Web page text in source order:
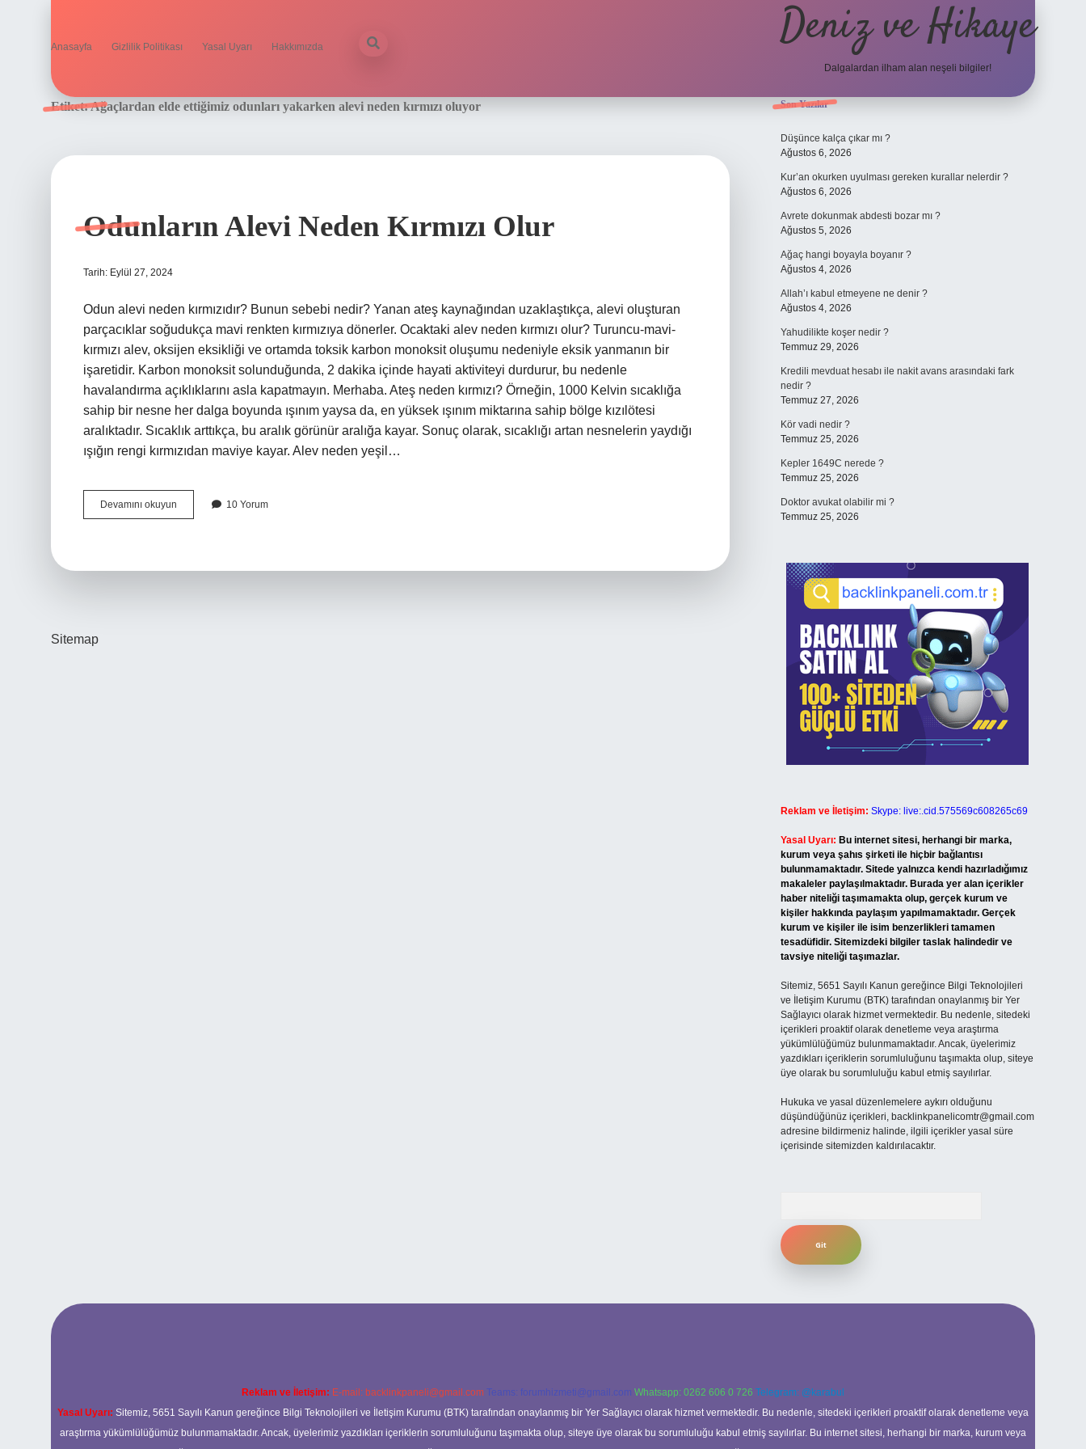
Anasayfa Gizlilik Politikası Yasal Uyarı Hakkımızda Deniz ve Hikaye
Dalgalardan ilham alan neşeli bilgiler!
Etiket:Ağaçlardan elde ettiğimiz odunları yakarken alevi neden kırmızı oluyor
Odunların Alevi Neden Kırmızı Olur
Tarih: Eylül 27, 2024
Odun alevi neden kırmızıdır? Bunun sebebi nedir? Yanan ateş kaynağından uzaklaştıkça, alevi oluşturan
parçacıklar soğudukça mavi renkten kırmızıya dönerler. Ocaktaki alev neden kırmızı olur? Turuncu-mavi-
kırmızı alev, oksijen eksikliği ve ortamda toksik karbon monoksit oluşumu nedeniyle eksik yanmanın bir
işaretidir. Karbon monoksit solunduğunda, 2 dakika içinde hayati aktiviteyi durdurur, bu nedenle
havalandırma açıklıklarını asla kapatmayın. Merhaba. Ateş neden kırmızı? Örneğin, 1000 Kelvin sıcaklığa
sahip bir nesne her dalga boyunda ışınım yaysa da, en yüksek ışınım miktarına sahip bölge kızılötesi
aralıktadır. Sıcaklık arttıkça, bu aralık görünür aralığa kayar. Sonuç olarak, sıcaklığı artan nesnelerin yaydığı
ışığın rengi kırmızıdan maviye kayar. Alev neden yeşil…
Devamını okuyun Odunların
Alevi
10 Yorum
Sitemap
Sidebar
Son Yazılar
Düşünce kalça çıkar mı ?
Ağustos 6, 2026
Kur’an okurken uyulması gereken kurallar nelerdir ?
Ağustos 6, 2026
Avrete dokunmak abdesti bozar mı ?
Ağustos 5, 2026
Ağaç hangi boyayla boyanır ?
Ağustos 4, 2026
Allah’ı kabul etmeyene ne denir ?
Ağustos 4, 2026
Yahudilikte koşer nedir ?
Temmuz 29, 2026
Kredili mevduat hesabı ile nakit avans arasındaki fark
nedir ?
Temmuz 27, 2026
Kör vadi nedir ?
Temmuz 25, 2026
Kepler 1649C nerede ?
Temmuz 25, 2026
Doktor avukat olabilir mi ?
Temmuz 25, 2026
Reklam ve İletişim: Skype: live:.cid.575569c608265c69
Yasal Uyarı: Bu internet sitesi, herhangi bir marka,
kurum veya şahıs şirketi ile hiçbir bağlantısı
bulunmamaktadır. Sitede yalnızca kendi hazırladığımız
makaleler paylaşılmaktadır. Burada yer alan içerikler
haber niteliği taşımamakta olup, gerçek kurum ve
kişiler hakkında paylaşım yapılmamaktadır. Gerçek
kurum ve kişiler ile isim benzerlikleri tamamen
tesadüfidir. Sitemizdeki bilgiler taslak halindedir ve
tavsiye niteliği taşımazlar.
Sitemiz, 5651 Sayılı Kanun gereğince Bilgi Teknolojileri
ve İletişim Kurumu (BTK) tarafından onaylanmış bir Yer
Sağlayıcı olarak hizmet vermektedir. Bu nedenle, sitedeki
içerikleri proaktif olarak denetleme veya araştırma
yükümlülüğümüz bulunmamaktadır. Ancak, üyelerimiz
yazdıkları içeriklerin sorumluluğunu taşımakta olup, siteye
üye olarak bu sorumluluğu kabul etmiş sayılırlar.
Hukuka ve yasal düzenlemelere aykırı olduğunu
düşündüğünüz içerikleri, backlinkpanelicomtr@gmail.com
adresine bildirmeniz halinde, ilgili içerikler yasal süre
içerisinde sitemizden kaldırılacaktır.
ilbet yeni giriş
Reklam ve İletişim: E-mail: backlinkpaneli@gmail.com Teams: forumhizmeti@gmail.com Whatsapp: 0262 606 0 726 Telegram: @karabul
Yasal Uyarı: Sitemiz, 5651 Sayılı Kanun gereğince Bilgi Teknolojileri ve İletişim Kurumu (BTK) tarafından onaylanmış bir Yer Sağlayıcı olarak hizmet vermektedir. Bu nedenle, sitedeki içerikleri proaktif olarak denetleme veya
araştırma yükümlülüğümüz bulunmamaktadır. Ancak, üyelerimiz yazdıkları içeriklerin sorumluluğunu taşımakta olup, siteye üye olarak bu sorumluluğu kabul etmiş sayılırlar. Bu internet sitesi, herhangi bir marka, kurum veya